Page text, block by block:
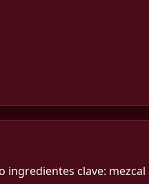
clave: